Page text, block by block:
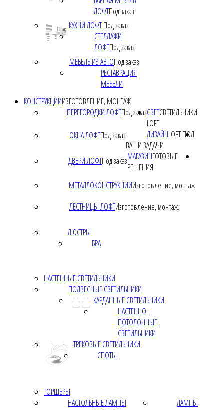
ЛОФТПод заказ
КУХНИ ЛОФТПод заказ
СТЕЛЛАЖИ
ЛОФТПод заказ
МЕБЕЛЬ ИЗ АВТОПод заказ
РЕСТАВРАЦИЯ
МЕБЕЛИ
КОНСТРУКЦИИИЗГОТОВЛЕНИЕ, МОНТАЖ
ПЕРЕГОРОДКИ ЛОФТПод заказ
ОКНА ЛОФТПод заказ
ДВЕРИ ЛОФТПод заказ
МЕТАЛЛОКОНСТРУКЦИИИзготовление, монтаж
ЛЕСТНИЦЫ ЛОФТИзготовление, монтаж.
СВЕТСВЕТИЛЬНИКИ
LOFT
ЛЮСТРЫ
БРА
НАСТЕННЫЕ СВЕТИЛЬНИКИ
ПОДВЕСНЫЕ СВЕТИЛЬНИКИ
КАРДАННЫЕ СВЕТИЛЬНИКИ
НАСТЕННО-
ПОТОЛОЧНЫЕ
СВЕТИЛЬНИКИ
ТРЕКОВЫЕ СВЕТИЛЬНИКИ
СПОТЫ
ТОРШЕРЫ
НАСТОЛЬНЫЕ ЛАМПЫ
ЛАМПЫ
ДИЗАЙНLOFT ПОД
ВАШИ ЗАДАЧИ
МАГАЗИНГОТОВЫЕ
РЕШЕНИЯ